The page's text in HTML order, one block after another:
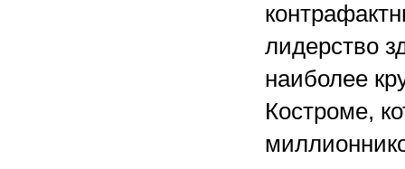
лидерство
наиболее
Костроме,